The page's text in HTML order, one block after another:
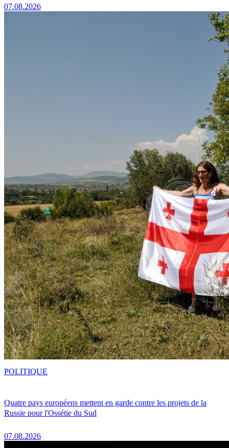
07.08.2026
Quatre pays européens mettent en garde contre les projets de la
Russie pour l'Ossétie du Sud
07.08.2026
POLITIQUE